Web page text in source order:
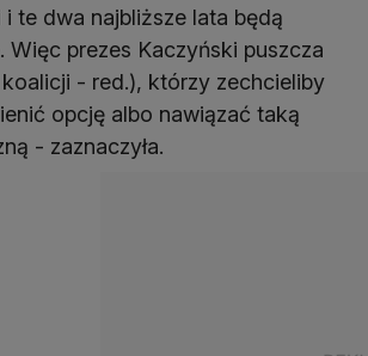
te dwa najbliższe lata będą
Więc prezes Kaczyński puszcza
- red.), którzy zechcieliby
opcję albo nawiązać taką
- zaznaczyła.